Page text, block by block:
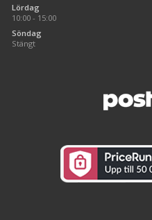
Lördag
10:00 - 15:00
Söndag
Stängt